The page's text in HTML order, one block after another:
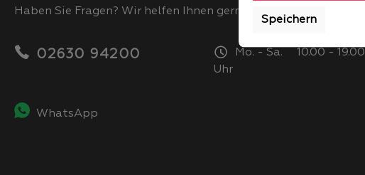
Haben Sie Fragen? Wir helfen Ihnen gerne.
02630 94200
Mo. - Sa. 10.00 - 19.00
Uhr
WhatsApp
Speichern